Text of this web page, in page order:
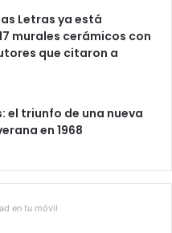
Letras ya está
murales cerámicos con
que citaron a
el triunfo de una nueva
en 1968
en tu móvil